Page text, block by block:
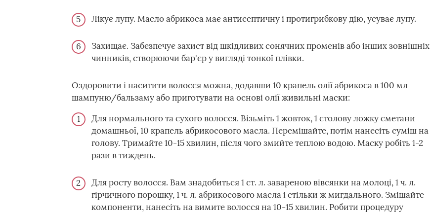
Лікує лупу. Масло абрикоса має антисептичну і протигрибкову дію, усуває лупу.
Захищає. Забезпечує захист від шкідливих сонячних променів або інших зовнішніх
чинників, створюючи бар'єр у вигляді тонкої плівки.
Оздоровити і наситити волосся можна, додавши 10 крапель олії абрикоса в 100 мл
шампуню/бальзаму або приготувати на основі олії живильні маски:
Для нормального та сухого волосся. Візьміть 1 жовток, 1 столову ложку сметани
домашньої, 10 крапель абрикосового масла. Перемішайте, потім нанесіть суміш на
голову. Тримайте 10-15 хвилин, після чого змийте теплою водою. Маску робіть 1-2
рази в тиждень.
Для росту волосся. Вам знадобиться 1 ст. л. завареною вівсянки на молоці, 1 ч. л.
гірчичного порошку, 1 ч. л. абрикосового масла і стільки ж мигдального. Змішайте
компоненти, нанесіть на вимите волосся на 10-15 хвилин. Робити процедуру